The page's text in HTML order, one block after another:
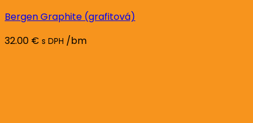
Bergen Graphite (grafitová)
32.00 € s DPH /bm